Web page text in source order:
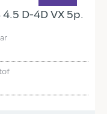
D-4D VX 5p.